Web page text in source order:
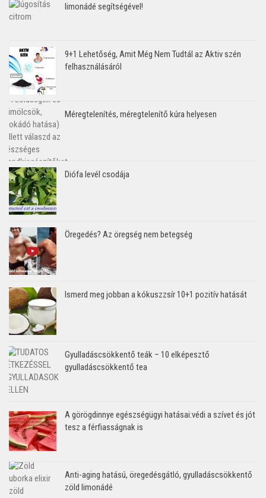
limonádé segítségével!
9+1 Lehetőség, Amit Még Nem Tudtál az Aktiv szén
felhasználásáról
Méregtelenítés, méregtelenítő kúra helyesen
Diófa levél csodája
Öregedés? Az öregség nem betegség
Ismerd meg jobban a kókuszzsír 10+1 pozitív hatását
Gyulladáscsökkentő teák – 10 elképesztő
gyulladáscsökkentő tea
A görögdinnye egészségügyi hatásai:védi a szívet és jót
tesz a férfiasságnak is
Anti-aging hatású, öregedésgátló, gyulladáscsökkentő
zöld limonádé